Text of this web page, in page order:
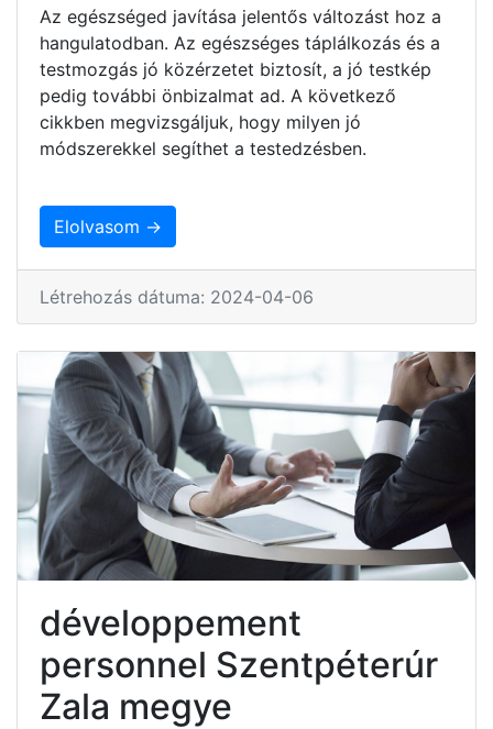
Az egészséged javítása jelentős változást hoz a
hangulatodban. Az egészséges táplálkozás és a
testmozgás jó közérzetet biztosít, a jó testkép
pedig további önbizalmat ad. A következő
cikkben megvizsgáljuk, hogy milyen jó
módszerekkel segíthet a testedzésben.
Elolvasom →
Létrehozás dátuma: 2024-04-06
développement
personnel Szentpéterúr
Zala megye